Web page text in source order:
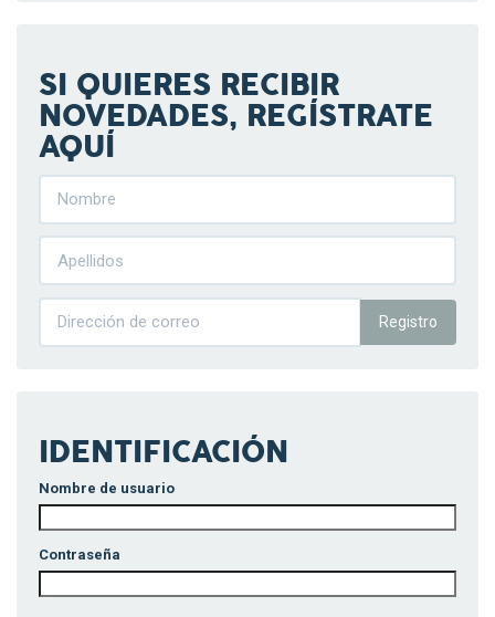
SI QUIERES RECIBIR
NOVEDADES, REGÍSTRATE
AQUÍ
Registro
IDENTIFICACIÓN
Nombre de usuario
Contraseña